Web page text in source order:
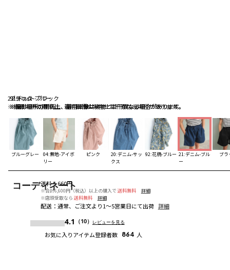
21:デニム-ブルー
※撮影場所の関係上、着用画像は実物と若干異なる場合があります。
ブラック
※撮影場所の関係上、着用画像は実物と若干異なる場合があります。
91:ドット-ブラック
※撮影場所の関係上、着用画像は実物と若干異なる場合があります。
ブルーグレー
04:無地-アイボ
リー
ピンク
20:デニム-サッ
クス
92:花柄-ブルー 21:デニム-ブル
ー
ブラ
コーディネート
送料：660円
※合計6,600円（税込）以上の購入で 送料無料
詳細
※店頭受取なら 送料無料 詳細
配送： 通常、ご注文より1～5営業日にて出荷 詳細
4.1 （10） レビューを見る
お気に入りアイテム登録者数 864 人